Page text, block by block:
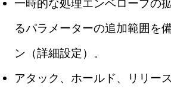
一時的な処理エンベロープの
るパラメーターの追加範囲を
ン（詳細設定）。
アタック、ホールド、リリー